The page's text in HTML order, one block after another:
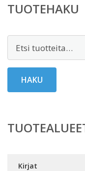
TUOTEHAKU
HAKU
Kirjat